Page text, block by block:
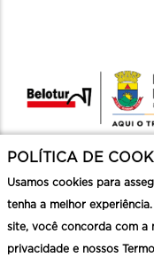
POLÍTICA DE
Usamos cookies para
tenha a melhor
site, você concorda com a
privacidade e nossos